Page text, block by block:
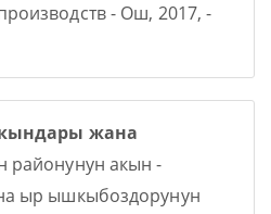
- Ош, 2017, -
жана
районунун акын -
ыр ышкыбоздорунун